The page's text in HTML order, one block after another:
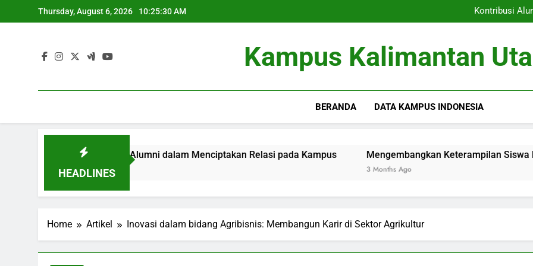
to
Thursday, August 6, 2026 10:25:31 AM
Kontribusi
Mengembangkan
Kontribusi
Mengembangkan
Kampus Kalimantan
BERANDA DATA KAMPUS INDONESIA
HEADLINES
Kontribusi Alumni dalam Menciptakan Relasi pada Kampus
3 Months Ago
Mengembangkan Keterampilan Siswa Melalui
Home Artikel Inovasi dalam bidang Agribisnis: Membangun Karir di Sektor Agrikultur